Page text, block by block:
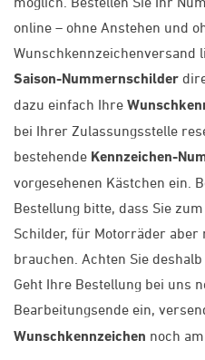
online – ohne Anstehen und
Saison-Nummernschilder
dazu einfach Ihre
bei Ihrer Zulassungsstelle
bestehende Kennzeichen-
vorgesehenen Kästchen ein.
Bestellung bitte, dass Sie
Schilder, für Motorräder aber
brauchen. Achten Sie
Geht Ihre Bestellung bei uns
Bearbeitungsende ein,
Wunschkennzeichen noch am